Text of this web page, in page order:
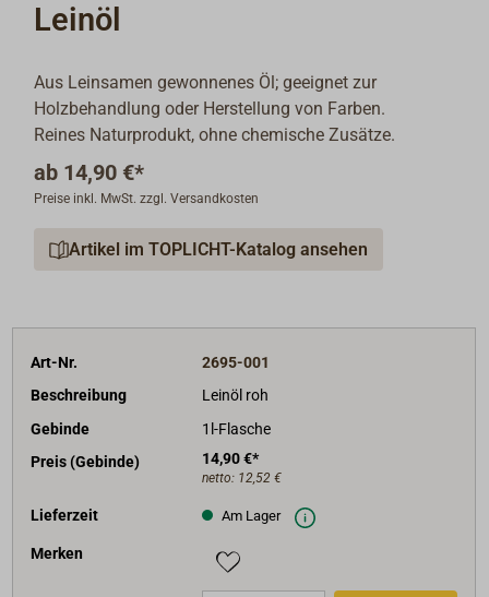
Leinöl
Aus Leinsamen gewonnenes Öl; geeignet zur
Holzbehandlung oder Herstellung von Farben.
Reines Naturprodukt, ohne chemische Zusätze.
ab 14,90 €*
Preise inkl. MwSt. zzgl. Versandkosten
Artikel im TOPLICHT-Katalog ansehen
Art-Nr.
2695-001
Beschreibung
Leinöl roh
Gebinde
1l-Flasche
Preis (Gebinde)
14,90 €*
netto: 12,52 €
Lieferzeit Am Lager
Merken